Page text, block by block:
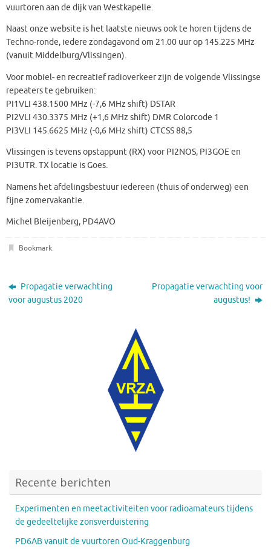
vuurtoren aan de dijk van Westkapelle.
Naast onze website is het laatste nieuws ook te horen tijdens de
Techno-ronde, iedere zondagavond om 21.00 uur op 145.225 MHz
(vanuit Middelburg/Vlissingen).
Voor mobiel- en recreatief radioverkeer zijn de volgende Vlissingse
repeaters te gebruiken:
PI1VLI 438.1500 MHz (-7,6 MHz shift) DSTAR
PI2VLI 430.3375 MHz (+1,6 MHz shift) DMR Colorcode 1
PI3VLI 145.6625 MHz (-0,6 MHz shift) CTCSS 88,5
Vlissingen is tevens opstappunt (RX) voor PI2NOS, PI3GOE en
PI3UTR. TX locatie is Goes.
Namens het afdelingsbestuur iedereen (thuis of onderweg) een
fijne zomervakantie.
Michel Bleijenberg, PD4AVO
Bookmark.
Propagatie verwachting
voor augustus 2020
Propagatie verwachting voor
augustus!
Recente berichten
Experimenten en meetactiviteiten voor radioamateurs tijdens
de gedeeltelijke zonsverduistering
PD6AB vanuit de vuurtoren Oud-Kraggenburg